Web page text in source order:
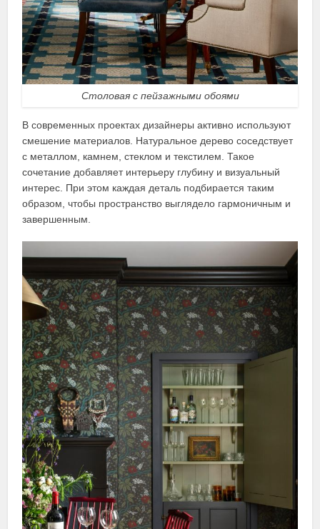
Столовая с пейзажными обоями
В современных проектах дизайнеры активно используют
смешение материалов. Натуральное дерево соседствует
с металлом, камнем, стеклом и текстилем. Такое
сочетание добавляет интерьеру глубину и визуальный
интерес. При этом каждая деталь подбирается таким
образом, чтобы пространство выглядело гармоничным и
завершенным.